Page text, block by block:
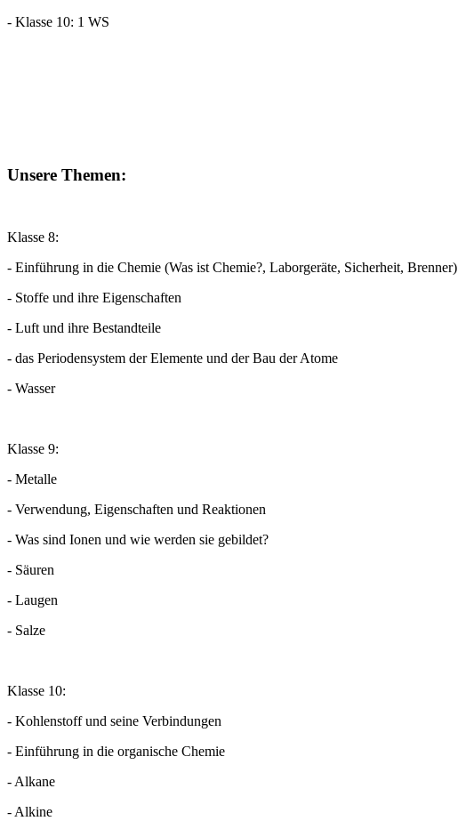
- Klasse 10: 1 WS
Unsere Themen:
Klasse 8:
- Einführung in die Chemie (Was ist Chemie?, Laborgeräte, Sicherheit, Brenner)
- Stoffe und ihre Eigenschaften
- Luft und ihre Bestandteile
- das Periodensystem der Elemente und der Bau der Atome
- Wasser
Klasse 9:
- Metalle
- Verwendung, Eigenschaften und Reaktionen
- Was sind Ionen und wie werden sie gebildet?
- Säuren
- Laugen
- Salze
Klasse 10:
- Kohlenstoff und seine Verbindungen
- Einführung in die organische Chemie
- Alkane
- Alkine